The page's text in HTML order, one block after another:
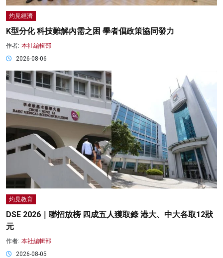
灼見經濟
K型分化 科技難解內需之困 學者倡政策協同發力
作者: 本社編輯部
2026-08-06
灼見教育
DSE 2026｜聯招放榜 四成五人獲取錄 港大、中大各取12狀
元
作者: 本社編輯部
2026-08-05